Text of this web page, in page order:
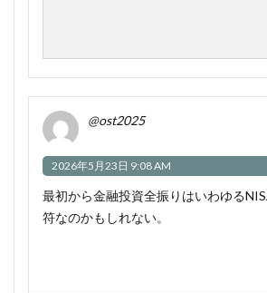
@ost2025
2026年5月23日 9:08 AM
最初から金融投資全振りはいわゆる
符なのかもしれない。